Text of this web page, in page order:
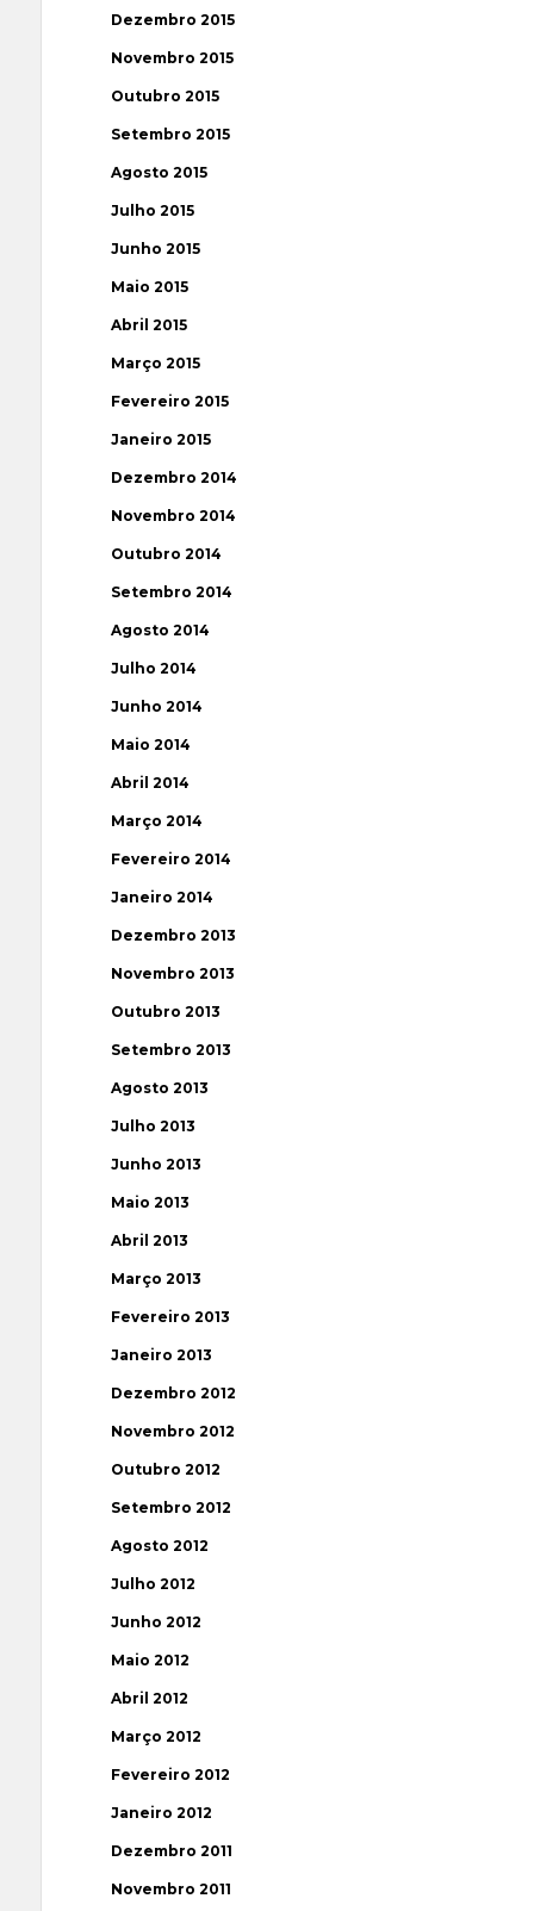
Dezembro 2015
Novembro 2015
Outubro 2015
Setembro 2015
Agosto 2015
Julho 2015
Junho 2015
Maio 2015
Abril 2015
Março 2015
Fevereiro 2015
Janeiro 2015
Dezembro 2014
Novembro 2014
Outubro 2014
Setembro 2014
Agosto 2014
Julho 2014
Junho 2014
Maio 2014
Abril 2014
Março 2014
Fevereiro 2014
Janeiro 2014
Dezembro 2013
Novembro 2013
Outubro 2013
Setembro 2013
Agosto 2013
Julho 2013
Junho 2013
Maio 2013
Abril 2013
Março 2013
Fevereiro 2013
Janeiro 2013
Dezembro 2012
Novembro 2012
Outubro 2012
Setembro 2012
Agosto 2012
Julho 2012
Junho 2012
Maio 2012
Abril 2012
Março 2012
Fevereiro 2012
Janeiro 2012
Dezembro 2011
Novembro 2011